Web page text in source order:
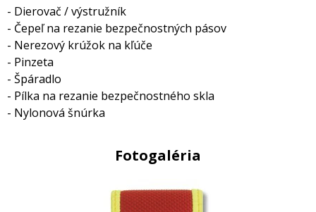
- Dierovač / výstružník
- Čepeľ na rezanie bezpečnostných pásov
- Nerezový krúžok na kľúče
- Pinzeta
- Špáradlo
- Pílka na rezanie bezpečnostného skla
- Nylonová šnúrka
Fotogaléria